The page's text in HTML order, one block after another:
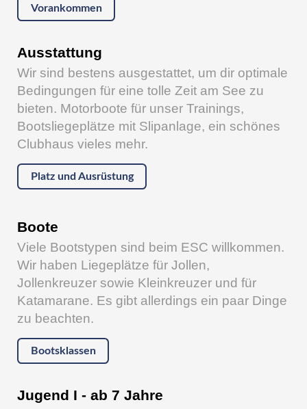
Vorankommen
Ausstattung
Wir sind bestens ausgestattet, um dir optimale
Bedingungen für eine tolle Zeit am See zu
bieten. Motorboote für unser Trainings,
Bootsliegeplätze mit Slipanlage, ein schönes
Clubhaus vieles mehr.
Platz und Ausrüstung
Boote
Viele Bootstypen sind beim ESC willkommen.
Wir haben Liegeplätze für Jollen,
Jollenkreuzer sowie Kleinkreuzer und für
Katamarane. Es gibt allerdings ein paar Dinge
zu beachten.
Bootsklassen
Jugend I - ab 7 Jahre